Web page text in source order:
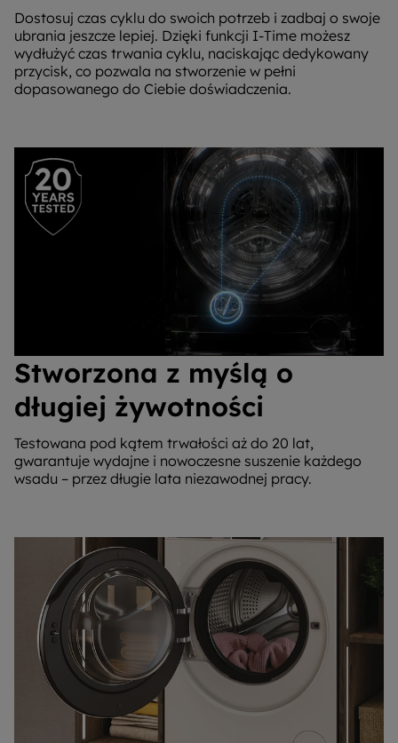
Dostosuj czas cyklu do swoich potrzeb i zadbaj o swoje
ubrania jeszcze lepiej. Dzięki funkcji I-Time możesz
wydłużyć czas trwania cyklu, naciskając dedykowany
przycisk, co pozwala na stworzenie w pełni
dopasowanego do Ciebie doświadczenia.
Stworzona z myślą o
długiej żywotności
Testowana pod kątem trwałości aż do 20 lat,
gwarantuje wydajne i nowoczesne suszenie każdego
wsadu – przez długie lata niezawodnej pracy.